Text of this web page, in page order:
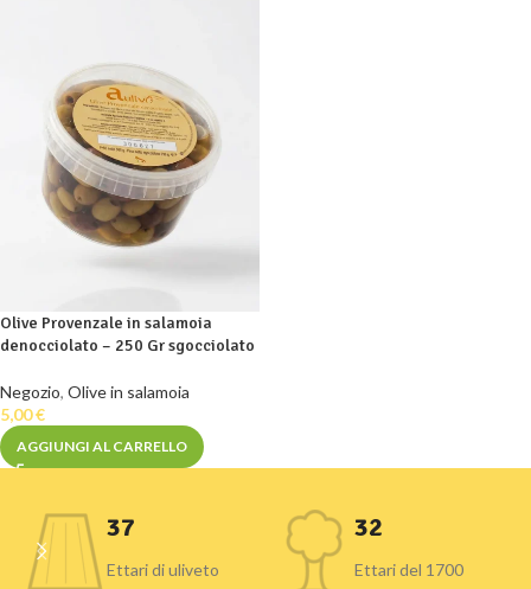
Olive Provenzale in salamoia
denocciolato – 250 Gr sgocciolato
Negozio, Olive in salamoia
5,00€
AGGIUNGI AL CARRELLO
37
Ettari di uliveto
32
Ettari del 1700